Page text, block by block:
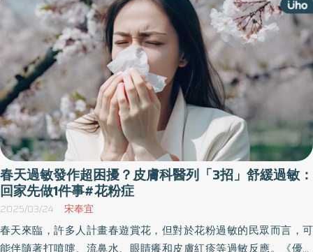
妨自備「櫻花野餐盒」，以達到飲食控制和體態管理。
春天過敏發作超困擾？皮膚科醫列「3招」舒緩過敏：
回家先做1件事#花粉症
2025/03/24 宋奉宜
春天來臨，許多人計畫春遊賞花，但對於花粉過敏的民眾而言，可
能伴隨著打噴嚏、流鼻水、眼睛癢和皮膚紅疹等過敏反應。《優活